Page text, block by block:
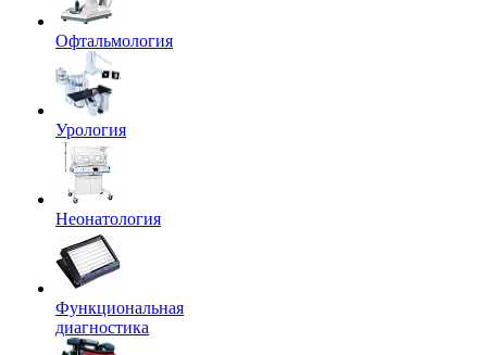
Офтальмология
Урология
Неонатология
Функциональная
диагностика